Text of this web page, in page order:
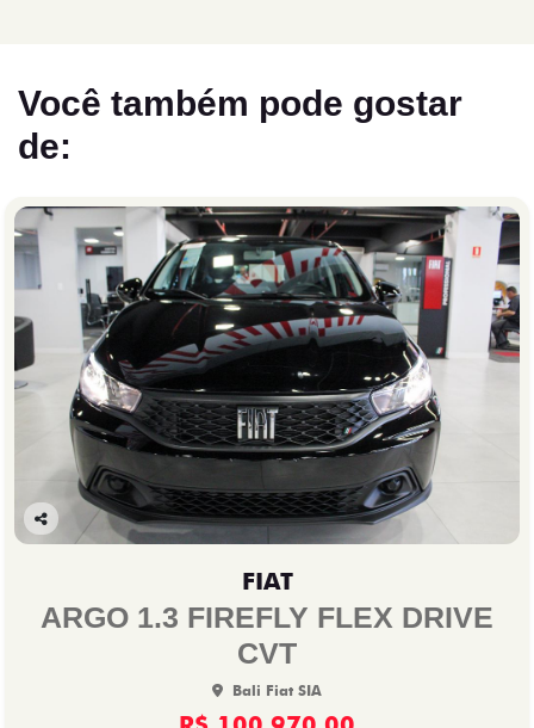
Você também pode gostar
de:
Co
lhe
FIAT
ARGO 1.3 FIREFLY FLEX DRIVE
CVT
Bali Fiat SIA